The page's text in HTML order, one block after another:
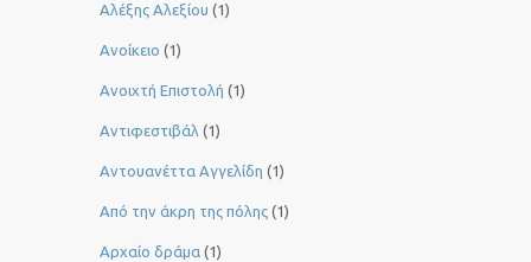
Αλέξης Αλεξίου (1)
Ανοίκειο (1)
Ανοιχτή Επιστολή (1)
Αντιφεστιβάλ (1)
Αντουανέττα Αγγελίδη (1)
Από την άκρη της πόλης (1)
Αρχαίο δράμα (1)